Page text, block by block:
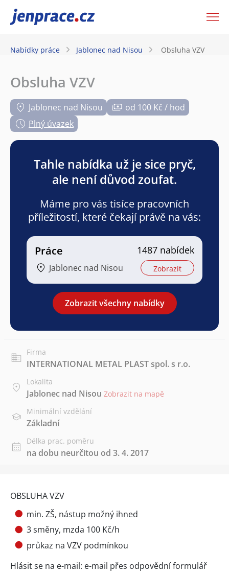
JenPráce.cz
Nabídky práce Jablonec nad Nisou Obsluha VZV
Obsluha VZV
Jablonec nad Nisou
od 100 Kč / hod
Plný úvazek
Tahle nabídka už je sice pryč,
ale není důvod zoufat.
Máme pro vás tisíce pracovních
příležitostí, které čekají právě na vás:
Práce
Jablonec nad Nisou
1487 nabídek
Zobrazit
Zobrazit všechny nabídky
Firma
INTERNATIONAL METAL PLAST spol. s r.o.
Lokalita
Jablonec nad Nisou Zobrazit na mapě
Minimální vzdělání
Základní
Délka prac. poměru
na dobu neurčitou od 3. 4. 2017
OBSLUHA VZV
min. ZŠ, nástup možný ihned
3 směny, mzda 100 Kč/h
průkaz na VZV podmínkou
Hlásit se na e-mail: e-mail přes odpovědní formulář